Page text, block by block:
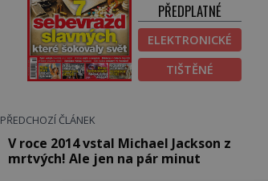
PŘEDPLATNÉ
ELEKTRONICKÉ
TIŠTĚNÉ
PŘEDCHOZÍ ČLÁNEK
V roce 2014 vstal Michael Jackson z
mrtvých! Ale jen na pár minut